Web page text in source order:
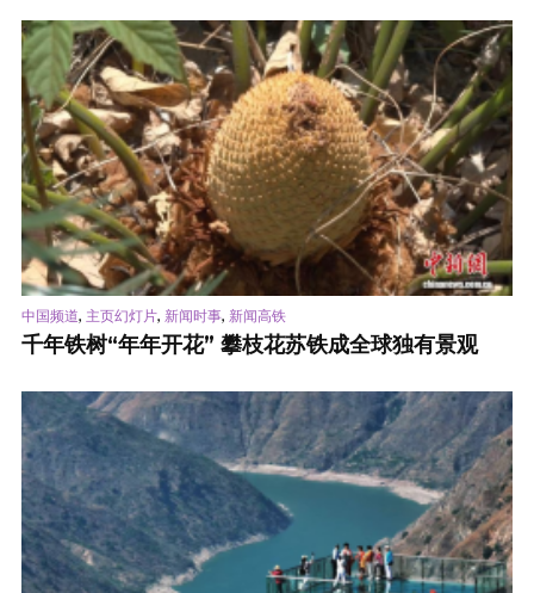
中国频道, 主页幻灯片, 新闻时事, 新闻高铁
千年铁树“年年开花” 攀枝花苏铁成全球独有景观